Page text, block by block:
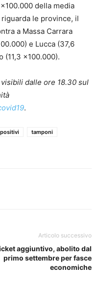
della media
riguarda le province, il
a Massa Carrara
e Lucca (37,6
(11,3 x100.000).
dalle ore 18.30 sul
.
positivi
tamponi
Articolo successivo
aggiuntivo, abolito dal
primo settembre per fasce
economiche